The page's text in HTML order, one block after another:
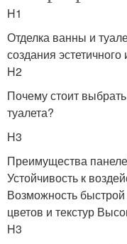
H1
Отделка ванны и
создания
H2
Почему стоит
туалета?
H3
Преимущества
Устойчивость к
Возможность
цветов и текстур
H3